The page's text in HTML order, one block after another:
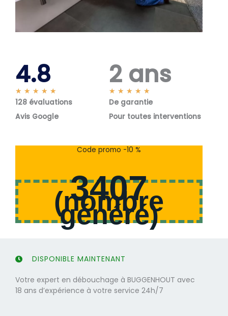
4.8
★ ★ ★ ★ ★
o
s
128 évaluations
Avis Google
2 ans
★ ★ ★ ★ ★
o
s
De garantie
Pour toutes interventions
Code promo -10 %
3407
(nombre
généré)
DISPONIBLE MAINTENANT
Votre expert en débouchage à BUGGENHOUT avec
18 ans d’expérience à votre service 24h/7